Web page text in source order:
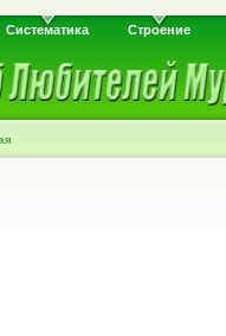
Систематика Строение